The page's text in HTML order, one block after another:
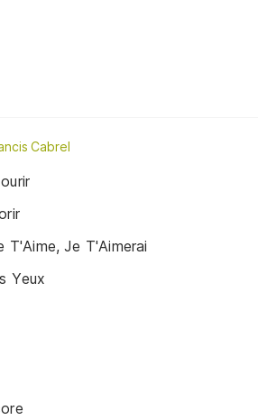
Cabrel
T'Aime, Je T'Aimerai
Yeux